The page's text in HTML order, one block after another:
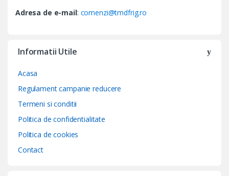
Adresa de e-mail: comenzi@tmdfrig.ro
Informatii Utile
Acasa
Regulament campanie reducere
Termeni si conditii
Politica de confidentialitate
Politica de cookies
Contact